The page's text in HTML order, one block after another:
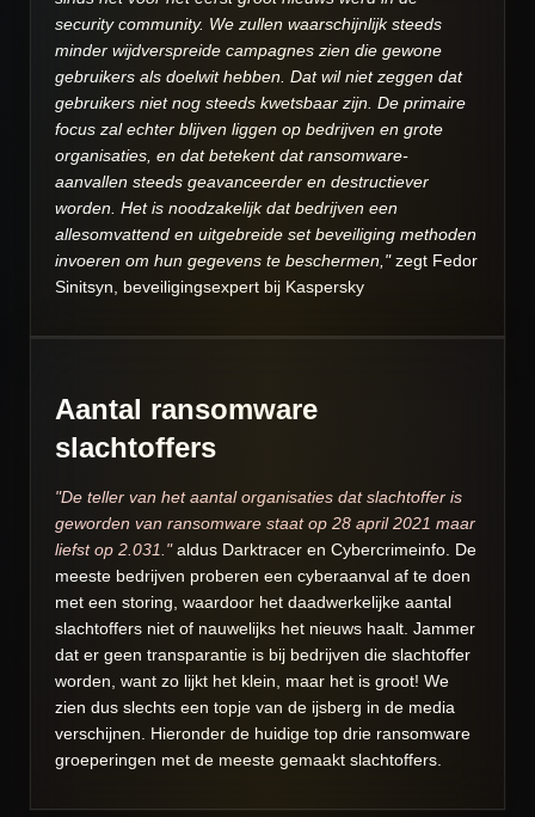
security community. We zullen waarschijnlijk steeds
minder wijdverspreide campagnes zien die gewone
gebruikers als doelwit hebben. Dat wil niet zeggen dat
gebruikers niet nog steeds kwetsbaar zijn. De primaire
focus zal echter blijven liggen op bedrijven en grote
organisaties, en dat betekent dat ransomware-
aanvallen steeds geavanceerder en destructiever
worden. Het is noodzakelijk dat bedrijven een
allesomvattend en uitgebreide set beveiliging methoden
invoeren om hun gegevens te beschermen,"zegt Fedor
Sinitsyn, beveiligingsexpert bij Kaspersky
Aantal ransomware
slachtoffers
"De teller van het aantal organisaties dat slachtoffer is
geworden van ransomware staat op 28 april 2021 maar
liefst op 2.031."aldus Darktracer en Cybercrimeinfo. De
meeste bedrijven proberen een cyberaanval af te doen
met een storing, waardoor het daadwerkelijke aantal
slachtoffers niet of nauwelijks het nieuws haalt. Jammer
dat er geen transparantie is bij bedrijven die slachtoffer
worden, want zo lijkt het klein, maar het is groot! We
zien dus slechts een topje van de ijsberg in de media
verschijnen. Hieronder de huidige top drie ransomware
groeperingen met de meeste gemaakt slachtoffers.